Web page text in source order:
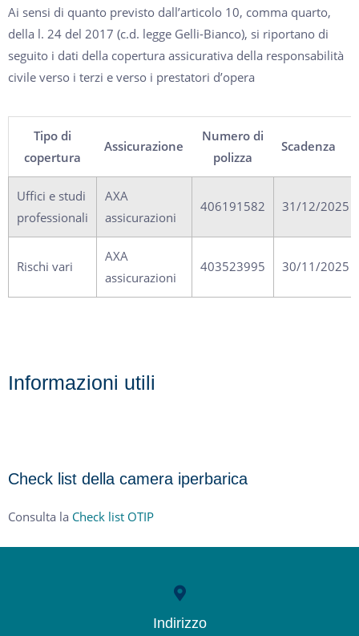
Ai sensi di quanto previsto dall’articolo 10, comma quarto,
della l. 24 del 2017 (c.d. legge Gelli-Bianco), si riportano di
seguito i dati della copertura assicurativa della responsabilità
civile verso i terzi e verso i prestatori d’opera
Tipo di
copertura
Assicurazione
Numero di
polizza
Scadenza
Uffici e studi
professionali
AXA
assicurazioni
406191582 31/12/2025
Rischi vari
AXA
assicurazioni
403523995 30/11/2025
Informazioni utili
Check list della camera iperbarica
Consulta la Check list OTIP
Indirizzo